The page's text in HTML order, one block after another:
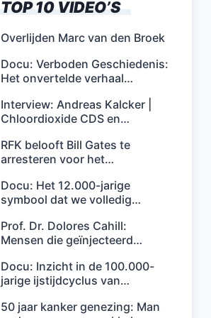
TOP 10 VIDEO’S
Overlijden Marc van den Broek
Docu: Verboden Geschiedenis:
Het onvertelde verhaal…
Interview: Andreas Kalcker |
Chloordioxide CDS en…
RFK belooft Bill Gates te
arresteren voor het…
Docu: Het 12.000-jarige
symbool dat we volledig…
Prof. Dr. Dolores Cahill:
Mensen die geïnjecteerd…
Docu: Inzicht in de 100.000-
jarige ijstijdcyclus van…
50 jaar kanker genezing: Man